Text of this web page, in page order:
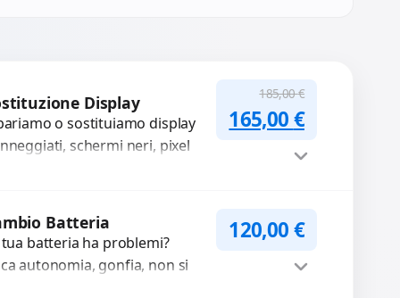
Display
o sostituiamo display
schermi neri, pixel
sbiaditi,...
185,00€
Il prezzo originale
165,00€Il prezzo
Batteria
tua batteria ha problemi?
autonomia, gonfia, non si
120,00€